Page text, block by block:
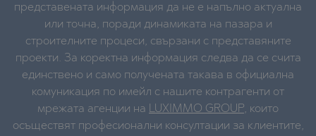
представената информация да не е напълно актуална
или точна, поради динамиката на пазара и
строителните процеси, свързани с представяните
проекти. За коректна информация следва да се счита
единствено и само получената такава в официална
комуникация по имейл с нашите контрагенти от
мрежата агенции на LUXIMMO GROUP, които
осъществят професионални консултации за клиентите,